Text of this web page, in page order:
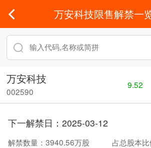
万安科技限售解禁一
万安科技
002590
9.52
下一解禁日： 2025-03-12
解禁数量： 3940.56万股 占总股本比